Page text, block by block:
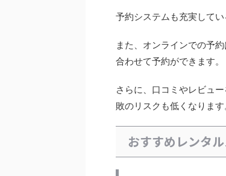
予約システムも充実して
また、オンラインでの予
合わせて予約ができます。
さらに、口コミやレビュ
敗のリスクも低くなります
おすすめレンタ